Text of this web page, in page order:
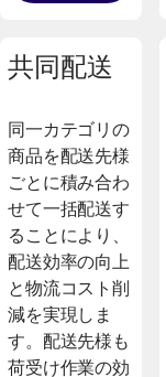
共同配送
同一カテゴリの
商品を配送先様
ごとに積み合わ
せて一括配送す
ることにより、
配送効率の向上
と物流コスト削
減を実現しま
す。配送先様も
荷受け作業の効